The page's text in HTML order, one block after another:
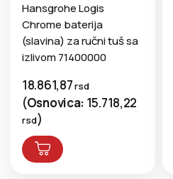
Hansgrohe Logis
Chrome baterija
(slavina) za ručni tuš sa
izlivom 71400000
18.861,87rsd
(Osnovica: 15.718,22
rsd)